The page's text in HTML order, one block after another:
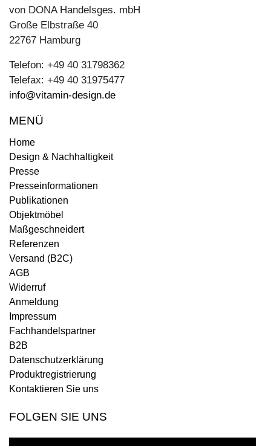
von DONA Handelsges. mbH
Große Elbstraße 40
22767 Hamburg
Telefon: +49 40 31798362
Telefax: +49 40 31975477
info@vitamin-design.de
MENÜ
Home
Design & Nachhaltigkeit
Presse
Presseinformationen
Publikationen
Objektmöbel
Maßgeschneidert
Referenzen
Versand (B2C)
AGB
Widerruf
Anmeldung
Impressum
Fachhandelspartner
B2B
Datenschutzerklärung
Produktregistrierung
Kontaktieren Sie uns
FOLGEN SIE UNS